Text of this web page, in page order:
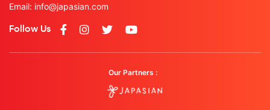
Email: info@japasian.com
Follow Us
Our Partners :